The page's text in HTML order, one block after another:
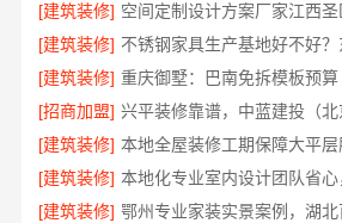
[建筑装修]
[建筑装修]
[建筑装修] 重庆御墅：巴南免拆模板预算
[招商加盟]
[建筑装修]
[建筑装修]
[建筑装修]